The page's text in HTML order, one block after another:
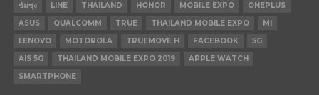
ซัมซุง
LINE THAILAND HONOR MOBILE EXPO
ONEPLUS
ASUS
QUALCOMM TRUE THAILAND MOBILE EXPO
MI
LENOVO
MOTOROLA TRUEMOVE H FACEBOOK
5G
AIS 5G
THAILAND MOBILE EXPO 2019
APPLE WATCH
SMARTPHONE